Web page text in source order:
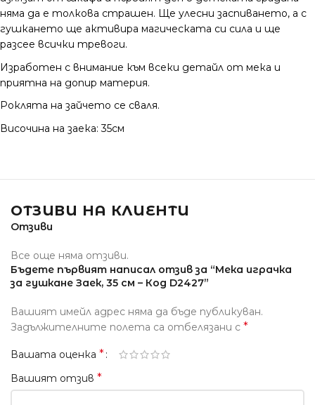
няма да е толкова страшен. Ще улесни заспиването, а с
гушкането ще активира магическата си сила и ще
разсее всички тревоги.
Изработен с внимание към всеки детайл от мека и
приятна на допир материя.
Роклята на зайчето се сваля.
Височина на заека: 35см
ОТЗИВИ НА КЛИЕНТИ
Отзиви
Все още няма отзиви.
Бъдете първият написал отзив за “Мека играчка
за гушкане Заек, 35 см – Код D2427”
Вашият имейл адрес няма да бъде публикуван.
Задължителните полета са отбелязани с *
Вашата оценка *
Вашият отзив *